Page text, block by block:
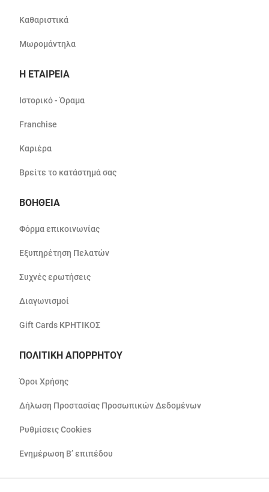
Καθαριστικά
Μωρομάντηλα
Η ΕΤΑΙΡΕΙΑ
Ιστορικό - Όραμα
Franchise
Καριέρα
Βρείτε το κατάστημά σας
ΒΟΗΘΕΙΑ
Φόρμα επικοινωνίας
Εξυπηρέτηση Πελατών
Συχνές ερωτήσεις
Διαγωνισμοί
Gift Cards ΚΡΗΤΙΚΟΣ
ΠΟΛΙΤΙΚΗ ΑΠΟΡΡΗΤΟΥ
Όροι Χρήσης
Δήλωση Προστασίας Προσωπικών Δεδομένων
Ρυθμίσεις Cookies
Ενημέρωση Β’ επιπέδου